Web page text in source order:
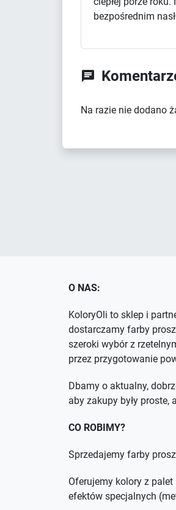
bezpośrednim

Na razie nie dodano
O NAS:
KoloryOli to sklep i
dostarczamy farby
szeroki wybór z
przez przygotowanie
Dbamy o aktualny,
aby zakupy były
CO ROBIMY?
Sprzedajemy farby
Oferujemy kolory z palet
efektów specjalnych